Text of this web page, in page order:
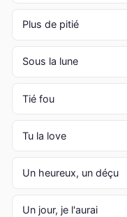
Plus de pitié
Sous la lune
Tié fou
Tu la love
Un heureux, un déçu
Un jour, je l'aurai